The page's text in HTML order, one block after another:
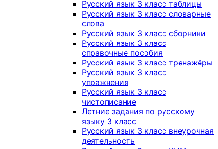
Русский язык 3 класс таблицы
Русский язык 3 класс словарные
слова
Русский язык 3 класс сборники
Русский язык 3 класс
справочные пособия
Русский язык 3 класс тренажёры
Русский язык 3 класс
упражнения
Русский язык 3 класс
чистописание
Летние задания по русскому
языку 3 класс
Русский язык 3 класс внеурочная
деятельность